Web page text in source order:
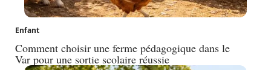
Enfant
Comment choisir une ferme pédagogique dans le
Var pour une sortie scolaire réussie